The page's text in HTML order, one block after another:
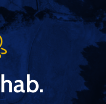
hab.